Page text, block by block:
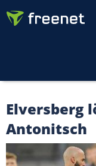
Elversberg
Antonitsch